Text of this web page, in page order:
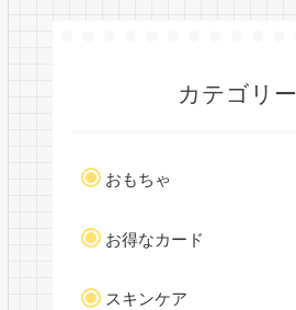
カテゴリー
おもちゃ
お得なカード
スキンケア